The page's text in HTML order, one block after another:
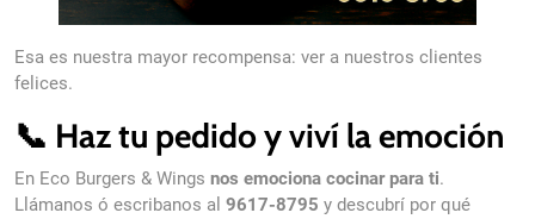
Esa es nuestra mayor recompensa: ver a nuestros clientes
felices.
📞 Haz tu pedido y viví la emoción
En Eco Burgers & Wings nos emociona cocinar para ti.
Llámanos ó escribanos al 9617-8795 y descubrí por qué